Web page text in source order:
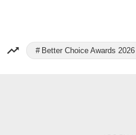
Better Choice Awards 2026